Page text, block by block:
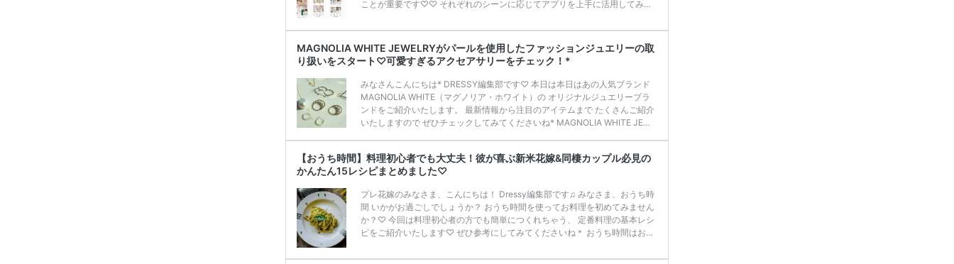
ことが重要です♡♡ それぞれのシーンに応じてアプリを上手に活用してみま
いたします♪* 結婚式場を探しアプリ3つ 1.PLACOLE＆DRESSY -プラコレウ
ェディング- Apple Storeより、ダウンロードはこちらをチェック！ PLACOL
E＆DRESSY プラコレウェディングは 自宅にいながらウェディングプ […]続
きを読む
MAGNOLIA WHITE JEWELRYがパールを使用したファッションジュエリーの取
り扱いをスタート♡可愛すぎるアクセアサリーをチェック！*
みなさんこんにちは* DRESSY編集部です♡ 本日は本日はあの人気ブランド
MAGNOLIA WHITE（マグノリア・ホワイト）の オリジナルジュエリーブラ
ンドをご紹介いたします。 最新情報から注目のアイテムまで たくさんご紹介
いたしますので ぜひチェックしてみてくださいね* MAGNOLIA WHITE JEWE
て上質なライフスタイルを提案する TAKAMI GROUPが運営する Couture We
dding Salon MAGN […]
【おうち時間】料理初心者でも大丈夫！彼が喜ぶ新米花嫁&同棲カップル必見の
かんたん15レシピまとめました♡
プレ花嫁のみなさま、こんにちは！ Dressy編集部です♫ みなさま、おうち時
間 いかがお過ごしでしょうか？ おうち時間を使ってお料理を初めてみません
か？♡ 今回は料理初心者の方でも簡単につくれちゃう、 定番料理の基本レシ
ピをご紹介いたします♡ ぜひ参考にしてみてくださいね＊ おうち時間はおで
ら結婚前に 『花嫁修業』を行い、 主婦として必要な家事や所作のスキルを学